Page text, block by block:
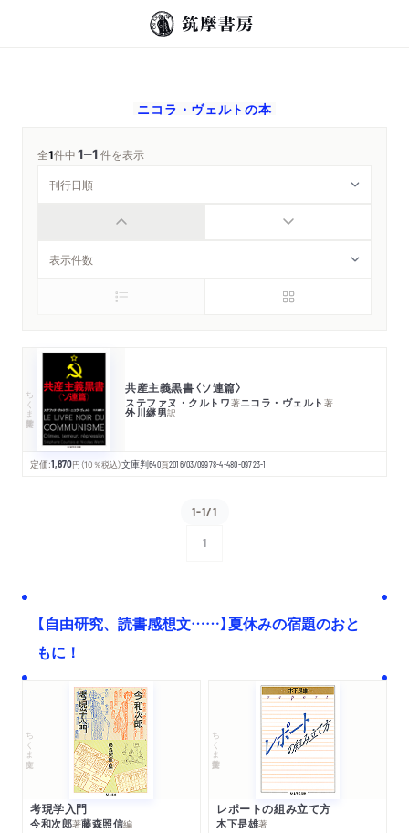
ニコラ・ヴェルトの本
全1件中1─1件を表示
ちくま学芸文庫 共産主義黒書〈ソ連篇〉
ステファヌ・クルトワ著ニコラ・ヴェルト 著
外川継男訳
定価:1,870円 （10％税込）文庫判640頁2016/03/09978-4-480-09723-1
1-1/1
1
【自由研究、読書感想文……】夏休みの宿題のおと
もに！
ちくま文庫
考現学入門
今和次郎著藤森照信編
ちくま学芸文庫
レポートの組み立て方
木下是雄著